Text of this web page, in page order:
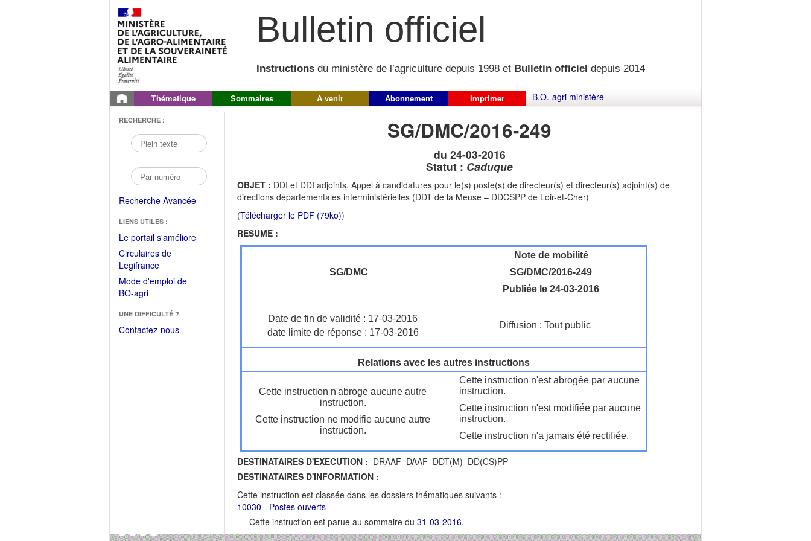
Bulletin officiel
Instructions du ministère de l’agriculture depuis 1998 et Bulletin officiel depuis 2014
Thématique Sommaires A venir Abonnement Imprimer B.O.-agri ministère
RECHERCHE :
Recherche Avancée
LIENS UTILES :
Le portail s'améliore(Fichier
Circulaires de
Legifrance(Ouvrir
dans
une
fenêtre)
Mode d'emploi de
BO-agri(Ouvrir
une
nouvelle
UNE DIFFICULTÉ ?
Contactez-nous
SG/DMC/2016-249
du 24-03-2016
Statut : Caduque
OBJET : DDI et DDI adjoints. Appel à candidatures pour le(s) poste(s) de directeur(s) et directeur(s) adjoint(s) de
directions départementales interministérielles (DDT de la Meuse – DDCSPP de Loir-et-Cher)
(Télécharger le PDF (79ko))
RESUME :
SG/DMC
Note de mobilité
SG/DMC/2016-249
Publiée le 24-03-2016
Date de fin de validité : 17-03-2016
date limite de réponse : 17-03-2016
Diffusion : Tout public
Relations avec les autres instructions
Cette instruction n'abroge aucune autre
instruction.
Cette instruction ne modifie aucune autre
instruction.
Cette instruction n'est abrogée par aucune
instruction.
Cette instruction n'est modifiée par aucune
instruction.
Cette instruction n'a jamais été rectifiée.
DESTINATAIRES D'EXECUTION : DRAAF DAAF DDT(M) DD(CS)PP
DESTINATAIRES D'INFORMATION :
Cette instruction est classée dans les dossiers thématiques suivants :
10030 - Postes ouverts
Cette instruction est parue au sommaire du 31-03-2016.